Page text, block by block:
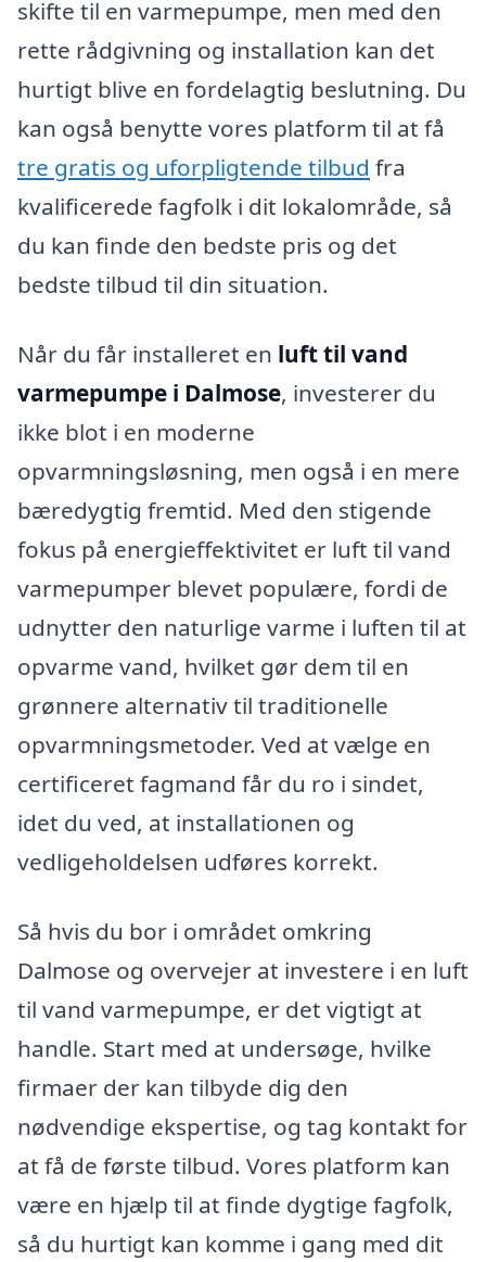
skifte til en varmepumpe, men med den
rette rådgivning og installation kan det
hurtigt blive en fordelagtig beslutning. Du
kan også benytte vores platform til at få
tre gratis og uforpligtende tilbud fra
kvalificerede fagfolk i dit lokalområde, så
du kan finde den bedste pris og det
bedste tilbud til din situation.
Når du får installeret en luft til vand
varmepumpe i Dalmose, investerer du
ikke blot i en moderne
opvarmningsløsning, men også i en mere
bæredygtig fremtid. Med den stigende
fokus på energieffektivitet er luft til vand
varmepumper blevet populære, fordi de
udnytter den naturlige varme i luften til at
opvarme vand, hvilket gør dem til en
grønnere alternativ til traditionelle
opvarmningsmetoder. Ved at vælge en
certificeret fagmand får du ro i sindet,
idet du ved, at installationen og
vedligeholdelsen udføres korrekt.
Så hvis du bor i området omkring
Dalmose og overvejer at investere i en luft
til vand varmepumpe, er det vigtigt at
handle. Start med at undersøge, hvilke
firmaer der kan tilbyde dig den
nødvendige ekspertise, og tag kontakt for
at få de første tilbud. Vores platform kan
være en hjælp til at finde dygtige fagfolk,
så du hurtigt kan komme i gang med dit